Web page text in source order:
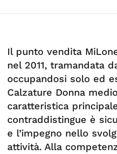
Il punto vendita
nel 2011, tramandata
occupandosi solo ed
Calzature Donna
caratteristica
contraddistingue è
e l’impegno nello
attività. Alla